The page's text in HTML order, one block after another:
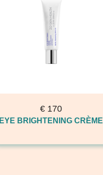
€ 170
EYE BRIGHTENING CRÈME